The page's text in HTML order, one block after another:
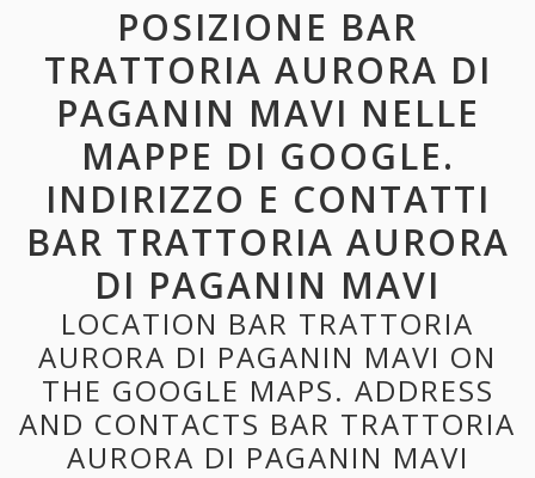
POSIZIONE BAR
TRATTORIA AURORA DI
PAGANIN MAVI NELLE
MAPPE DI GOOGLE.
INDIRIZZO E CONTATTI
BAR TRATTORIA AURORA
DI PAGANIN MAVI
LOCATION BAR TRATTORIA
AURORA DI PAGANIN MAVI ON
THE GOOGLE MAPS. ADDRESS
AND CONTACTS BAR TRATTORIA
AURORA DI PAGANIN MAVI